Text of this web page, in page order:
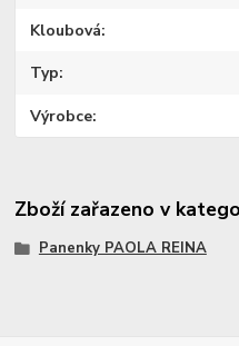
Kloubová
Typ
Výrobce
Zboží zařazeno v
Panenky PAOLA REINA